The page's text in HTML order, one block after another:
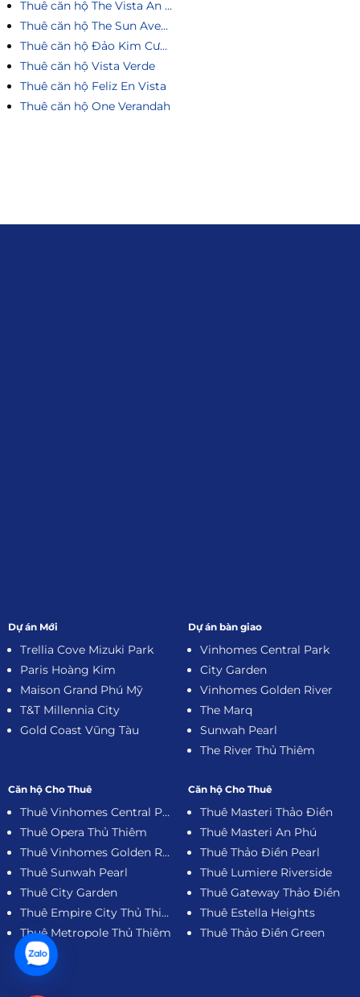
Thuê căn hộ The Vista An Phú
Thuê căn hộ The Sun Avenue
Thuê căn hộ Đảo Kim Cương
Thuê căn hộ Vista Verde
Thuê căn hộ Feliz En Vista
Thuê căn hộ One Verandah
Dự án Mới
Trellia Cove Mizuki Park
Paris Hoàng Kim
Maison Grand Phú Mỹ
T&T Millennia City
Gold Coast Vũng Tàu
Dự án bàn giao
Vinhomes Central Park
City Garden
Vinhomes Golden River
The Marq
Sunwah Pearl
The River Thủ Thiêm
Căn hộ Cho Thuê
Thuê Vinhomes Central Park
Thuê Opera Thủ Thiêm
Thuê Vinhomes Golden River
Thuê Sunwah Pearl
Thuê City Garden
Thuê Empire City Thủ Thiêm
Thuê Metropole Thủ Thiêm
Căn hộ Cho Thuê
Thuê Masteri Thảo Điền
Thuê Masteri An Phú
Thuê Thảo Điền Pearl
Thuê Lumiere Riverside
Thuê Gateway Thảo Điền
Thuê Estella Heights
Thuê Thảo Điền Green